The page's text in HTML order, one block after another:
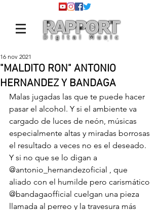
"MALDITO RON" ANTONIO
HERNANDEZ Y BANDAGA
16 nov 2021
Malas jugadas las que te puede hacer
pasar el alcohol. Y si el ambiente va
cargado de luces de neón, músicas
especialmente altas y miradas borrosas
el resultado a veces no es el deseado.
Y si no que se lo digan a
@antonio_hernandezoficial , que
aliado con el humilde pero carismático
@bandagaofficial cuelgan una pieza
llamada al perreo y la travesura más